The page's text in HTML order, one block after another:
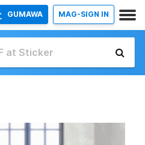
GUMAWA MAG-SIGN IN